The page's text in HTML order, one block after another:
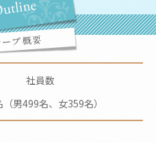
社員数
男499名、女359名）